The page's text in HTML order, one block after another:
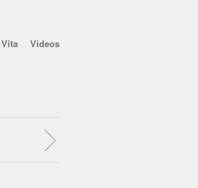
Vita Videos